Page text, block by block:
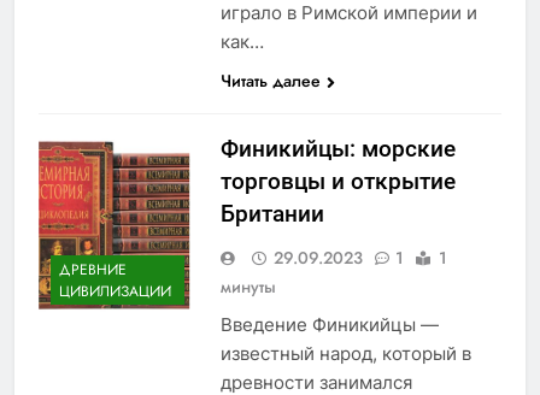
играло в Римской империи и
как…
Читать далее
ДРЕВНИЕ
ЦИВИЛИЗАЦИИ
Финикийцы: морские
торговцы и открытие
Британии
29.09.2023 1
1
минуты
Введение Финикийцы —
известный народ, который в
древности занимался